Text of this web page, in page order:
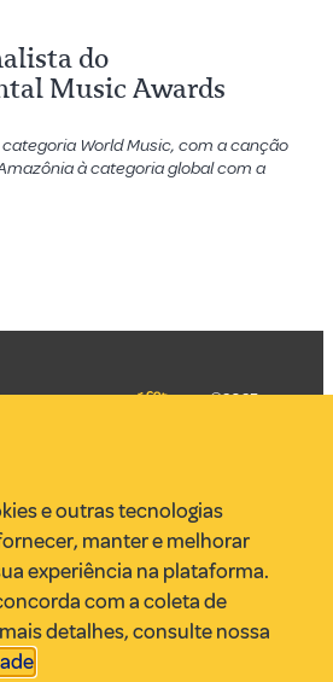
do
Music Awards
World Music, com a canção
Amazônia à categoria global com a
©2025
e outras tecnologias
manter e melhorar
experiência na plataforma.
com a coleta de
detalhes, consulte nossa
.